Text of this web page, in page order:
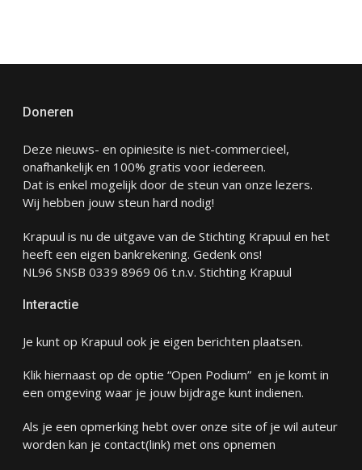
Doneren
Deze nieuws- en opiniesite is niet-commercieel,
onafhankelijk en 100% gratis voor iedereen.
Dat is enkel mogelijk door de steun van onze lezers.
Wij hebben jouw steun hard nodig!
Krapuul is nu de uitgave van de Stichting Krapuul en het
heeft een eigen bankrekening. Gedenk ons!
NL96 SNSB 0339 8969 06 t.n.v. Stichting Krapuul
Interactie
Je kunt op Krapuul ook je eigen berichten plaatsen.
Klik hiernaast op de optie “Open Podium” en je komt in
een omgeving waar je jouw bijdrage kunt indienen.
Als je een opmerking hebt over onze site of je wil auteur
worden kan je contact(link) met ons opnemen